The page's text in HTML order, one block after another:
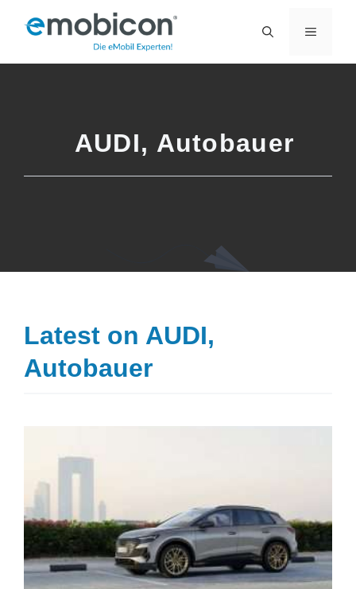
Inhalt
MENÜ
AUDI, Autobauer
Latest on AUDI,
Autobauer